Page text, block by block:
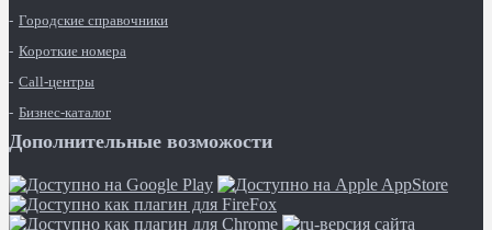
Городские справочники
Короткие номера
Call-центры
Бизнес-каталог
Дополнительные возможости